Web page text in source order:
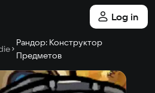
Log in
Рандор: Конструктор
Предметов